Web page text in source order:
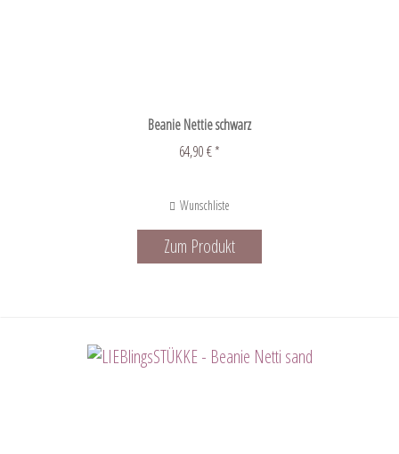
Beanie Nettie schwarz
64,90 € *
Wunschliste
Zum Produkt